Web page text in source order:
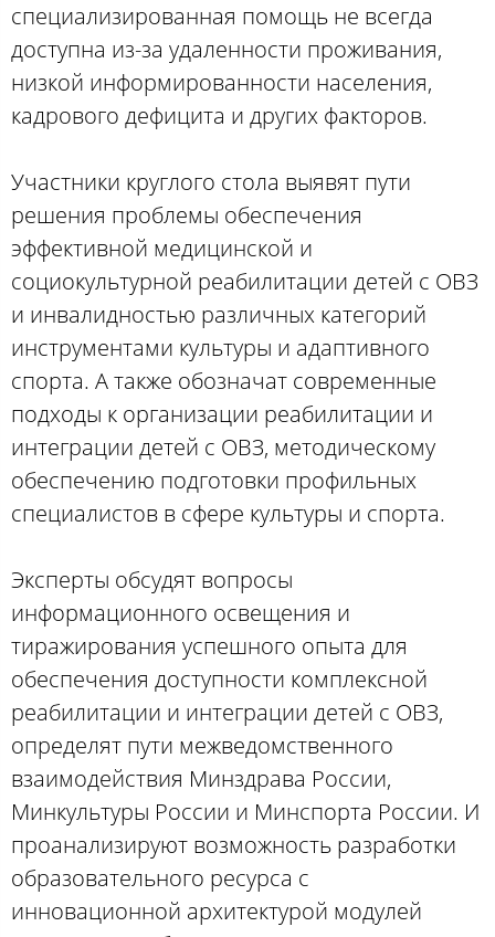
специализированная помощь не всегда
доступна из-за удаленности проживания,
низкой информированности населения,
кадрового дефицита и других факторов.
Участники круглого стола выявят пути
решения проблемы обеспечения
эффективной медицинской и
социокультурной реабилитации детей с ОВЗ
и инвалидностью различных категорий
инструментами культуры и адаптивного
спорта. А также обозначат современные
подходы к организации реабилитации и
интеграции детей с ОВЗ, методическому
обеспечению подготовки профильных
специалистов в сфере культуры и спорта.
Эксперты обсудят вопросы
информационного освещения и
тиражирования успешного опыта для
обеспечения доступности комплексной
реабилитации и интеграции детей с ОВЗ,
определят пути межведомственного
взаимодействия Минздрава России,
Минкультуры России и Минспорта России. И
проанализируют возможность разработки
образовательного ресурса с
инновационной архитектурой модулей